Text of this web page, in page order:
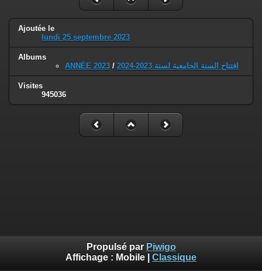
Ajoutée le
lundi 25 septembre 2023
Albums
ANNÉE 2023 / افتتاح السنة الجامعية لسنة 2023-2024
Visites
945036
Propulsé par Piwigo
Affichage : Mobile Classique